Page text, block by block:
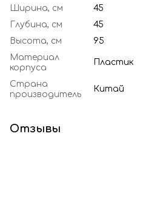
Ширина, см
45
Глубина, см
45
Высота, см
95
Материал
корпуса
Пластик
Страна
производитель
Китай
Отзывы